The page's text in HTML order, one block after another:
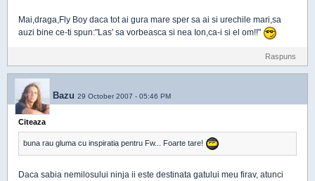
Mai,draga,Fly Boy daca tot ai gura mare sper sa ai si urechile mari,sa
auzi bine ce-ti spun:"Las' sa vorbeasca si nea Ion,ca-i si el om!!"
Raspuns
Bazu 29 October 2007 - 05:46 PM
Citeaza
buna rau gluma cu inspiratia pentru Fw... Foarte tare!
Daca sabia nemilosului ninja ii este destinata gatului meu firav, atunci